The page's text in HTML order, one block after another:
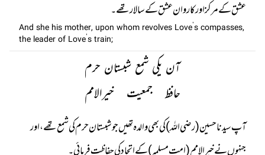
عشق کے مرکز اور کاروان عشق کے سالار تھے۔
And she his mother, upon whom revolves Love’s compasses,
the leader of Love’s train;
آن یکی شمع شبستان حرم
حافظ جمعیت خیرالامم
آپ سیدنا حسین (رضی اللہ) کی بھی والدہ تھیں جو شبستان حرم کی شمع تھے، اور